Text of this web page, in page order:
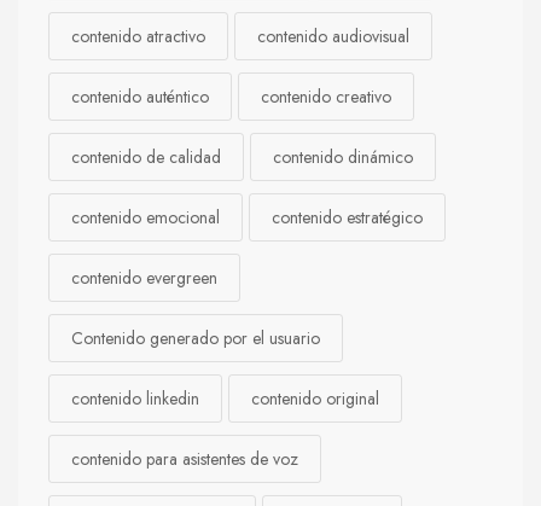
contenido atractivo contenido audiovisual
contenido auténtico contenido creativo
contenido de calidad contenido dinámico
contenido emocional contenido estratégico
contenido evergreen
Contenido generado por el usuario
contenido linkedin contenido original
contenido para asistentes de voz